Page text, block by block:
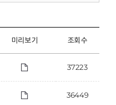
미리보기 조회수
37223
36449